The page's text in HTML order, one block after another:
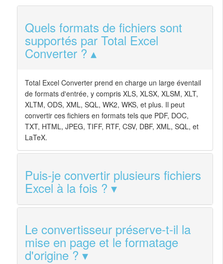
Quels formats de fichiers sont
supportés par Total Excel
Converter ?
Total Excel Converter prend en charge un large éventail
de formats d'entrée, y compris XLS, XLSX, XLSM, XLT,
XLTM, ODS, XML, SQL, WK2, WKS, et plus. Il peut
convertir ces fichiers en formats tels que PDF, DOC,
TXT, HTML, JPEG, TIFF, RTF, CSV, DBF, XML, SQL, et
LaTeX.
Puis-je convertir plusieurs fichiers
Excel à la fois ?
Le convertisseur préserve-t-il la
mise en page et le formatage
d'origine ?